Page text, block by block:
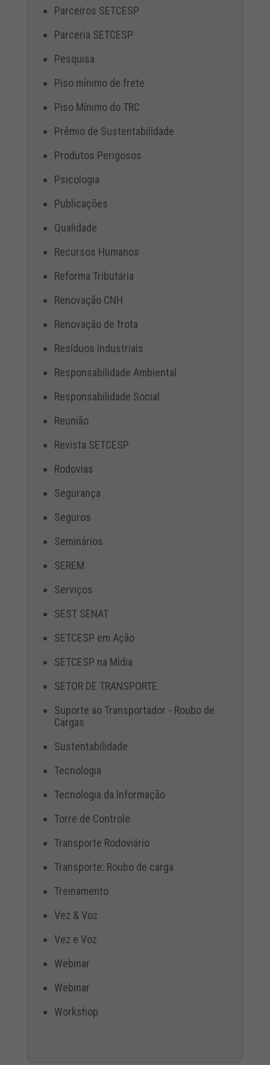
Parceiros SETCESP
Parceria SETCESP
Pesquisa
Piso mínimo de frete
Piso Mínimo do TRC
Prêmio de Sustentabilidade
Produtos Perigosos
Psicologia
Publicações
Qualidade
Recursos Humanos
Reforma Tributária
Renovação CNH
Renovação de frota
Resíduos Industriais
Responsabilidade Ambiental
Responsabilidade Social
Reunião
Revista SETCESP
Rodovias
Segurança
Seguros
Seminários
SEREM
Serviços
SEST SENAT
SETCESP em Ação
SETCESP na Mídia
SETOR DE TRANSPORTE
Suporte ao Transportador - Roubo de
Cargas
Sustentabilidade
Tecnologia
Tecnologia da Informação
Torre de Controle
Transporte Rodoviário
Transporte: Roubo de carga
Treinamento
Vez & Voz
Vez e Voz
Webinar
Webinar
Workshop